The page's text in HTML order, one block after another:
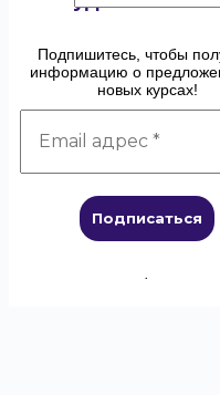
Подпишитесь, чтобы
информацию о
новых курсах!